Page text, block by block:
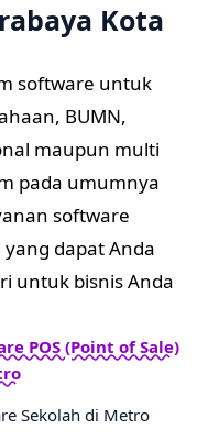
Kota
software untuk
BUMN,
maupun multi
pada umumnya
software
dapat Anda
untuk bisnis Anda
POS (Point of Sale)
Sekolah di Metro